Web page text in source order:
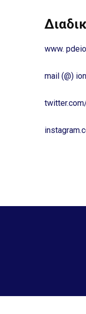
www.
mail (@)